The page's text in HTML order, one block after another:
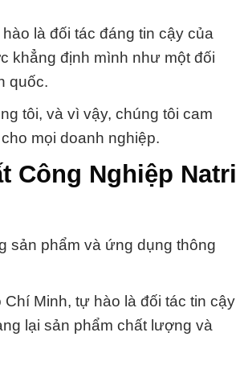
là đối tác đáng tin cậy của
khẳng định mình như một đối
quốc.
tôi, và vì vậy, chúng tôi cam
mọi doanh nghiệp.
Công Nghiệp Natri
sản phẩm và ứng dụng thông
Minh, tự hào là đối tác tin cậy
lại sản phẩm chất lượng và